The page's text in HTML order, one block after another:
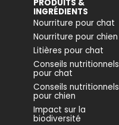
PRODUITS &
INGRÉDIENTS
Nourriture pour chat
Nourriture pour chien
Litières pour chat
Conseils nutritionnels
pour chat
Conseils nutritionnels
pour chien
Impact sur la
biodiversité